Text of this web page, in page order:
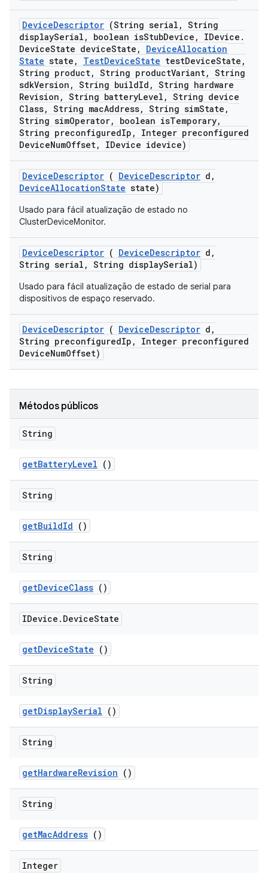
DeviceDescriptor (String serial , String
displaySerial , boolean isStubDevice , IDevice .
DeviceState deviceState , DeviceAllocation
State state , TestDeviceState testDeviceState ,
String product, String productVariant, String
sdkVersion , String buildId , String hardware
Revision , String batteryLevel , String device
Class, String macAddress, String simState ,
String simOperator, boolean isTemporary,
String preconfiguredIp ,
Integer preconfigured
DeviceNumOffset, IDevice idevice)
DeviceDescriptor ( DeviceDescriptor d ,
DeviceAllocationState state)
Usado para fácil atualização de estado no
ClusterDeviceMonitor.
DeviceDescriptor ( DeviceDescriptor d ,
String serial , String displaySerial)
Usado para fácil atualização de estado de serial para
dispositivos de espaço reservado.
DeviceDescriptor ( DeviceDescriptor d ,
String preconfiguredIp ,
Integer preconfigured
DeviceNumOffset)
Métodos públicos
String
getBatteryLevel ()
String
getBuildId ()
String
getDeviceClass ()
IDevice . DeviceState
getDeviceState ()
String
getDisplaySerial ()
String
getHardwareRevision ()
String
getMacAddress ()
Integer